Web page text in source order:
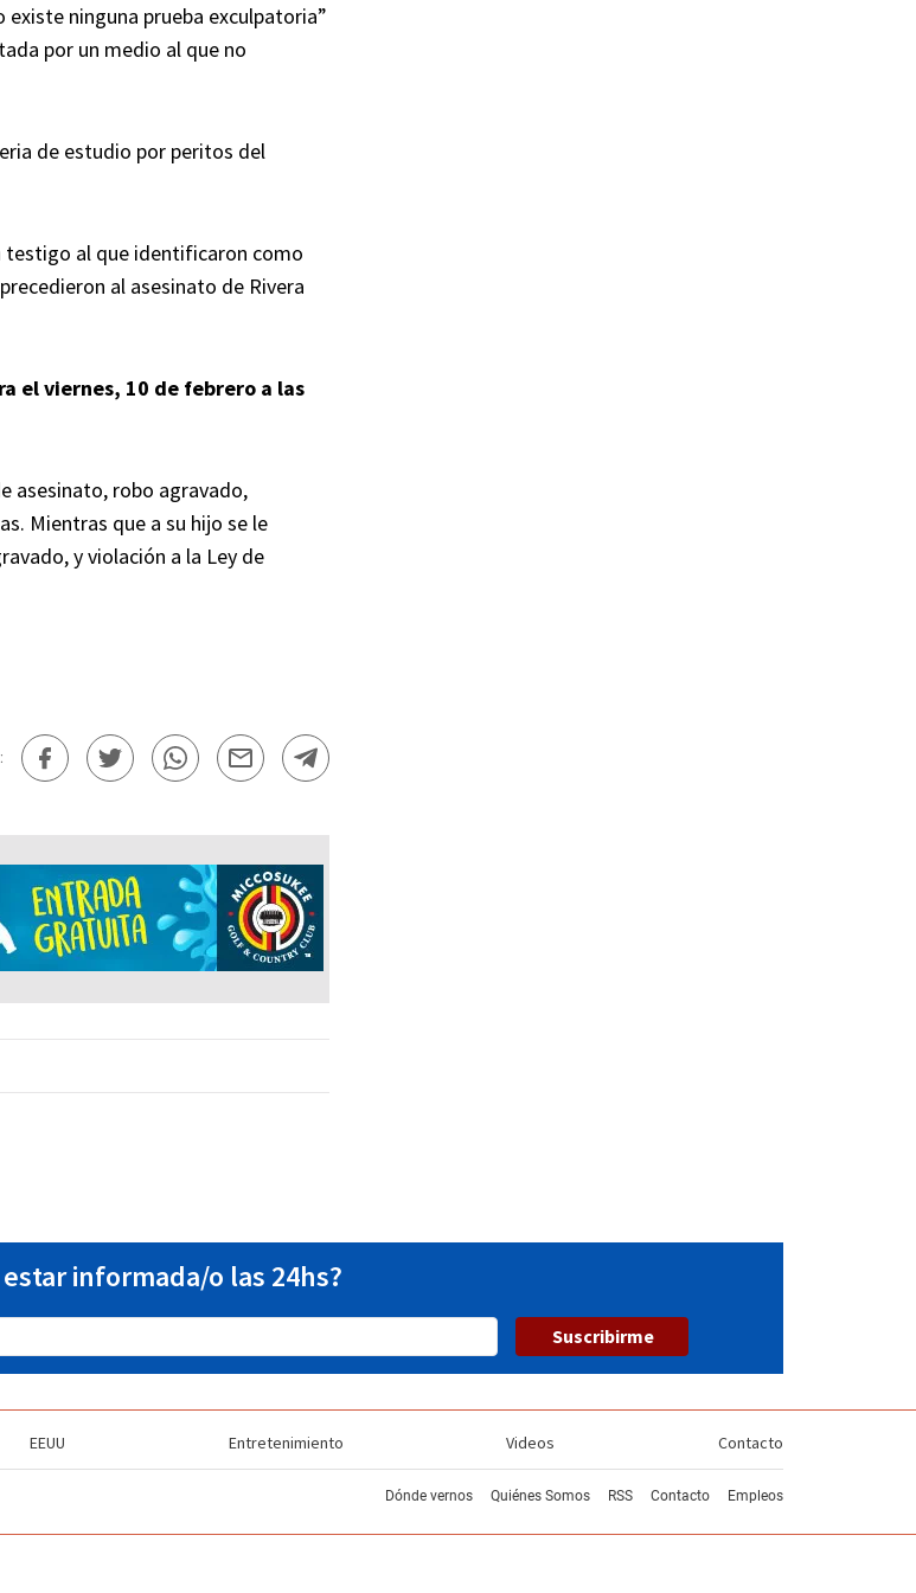
ninguna prueba exculpatoria”
por un medio al que no
de estudio por peritos del
testigo al que identificaron como
al asesinato de Rivera
el viernes, 10 de febrero a las
asesinato, robo agravado,
Mientras que a su hijo se le
y violación a la Ley de
informada/o las 24hs?
Suscribirme
EEUU Entretenimiento Videos Contacto
Dónde vernos Quiénes Somos RSS Contacto Empleos